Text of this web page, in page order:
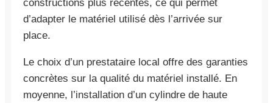
constructions plus récentes, ce qui permet
d’adapter le matériel utilisé dès l’arrivée sur
place.
Le choix d’un prestataire local offre des garanties
concrètes sur la qualité du matériel installé. En
moyenne, l’installation d’un cylindre de haute